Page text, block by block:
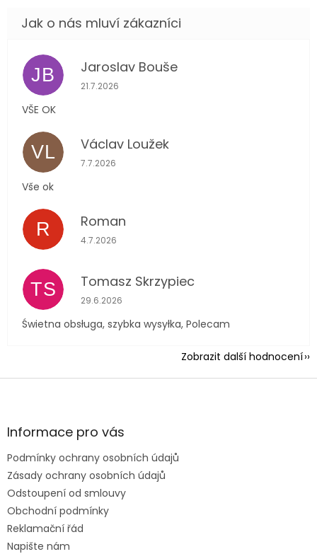
JB Jaroslav Bouše
Hodnocení obchodu je 5 z 5 hvězdiček.
21.7.2026
VŠE OK
VL Václav Loužek
Hodnocení obchodu je 5 z 5 hvězdiček.
7.7.2026
Vše ok
R Roman
Hodnocení obchodu je 5 z 5 hvězdiček.
4.7.2026
TS Tomasz Skrzypiec
Hodnocení obchodu je 5 z 5 hvězdiček.
29.6.2026
Świetna obsługa, szybka wysyłka, Polecam
Zobrazit další hodnocení
Z
aInformace pro vás
Podmínky ochrany osobních údajů
Zásady ochrany osobních údajů
Odstoupení od smlouvy
Obchodní podmínky
Reklamační řád
Napište nám